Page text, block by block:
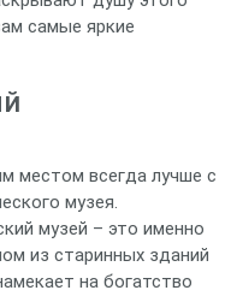
самые яркие
местом всегда лучше с
музея.
музей – это именно
из старинных зданий
на богатство